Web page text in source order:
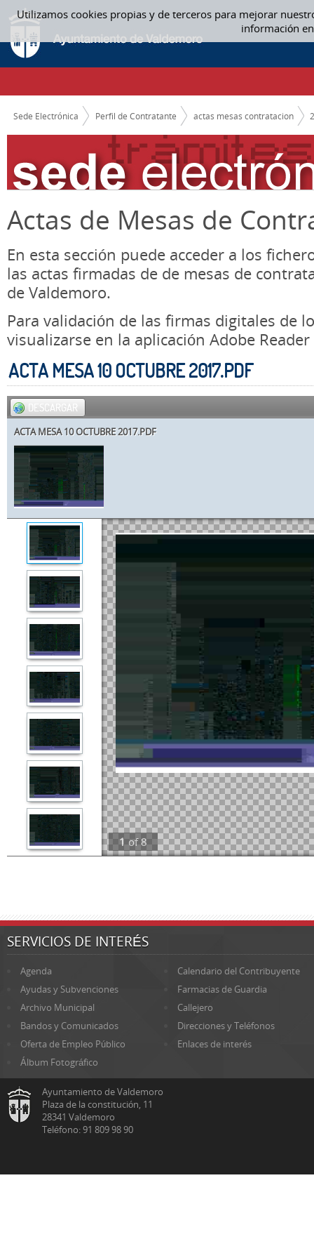
Utilizamos cookies propias y de terceros para mejorar
información
Saltar al contenido
ACTAS MESAS CONTRATACION
CAMINO DE MIGAS
Sede Electrónica Perfil de Contratante actas mesas contratacion
Actas de Mesas de
En esta sección puede acceder a los
las actas firmadas de de mesas de
de Valdemoro.
Para validación de las firmas digitales de
visualizarse en la aplicación Adobe Reader
ACTA MESA 10 OCTUBRE 2017.PDF
DESCARGAR
ACTA MESA 10 OCTUBRE 2017.PDF
1 of8
SERVICIOS DE INTERÉS
Agenda
Calendario del Contribuyente
Ayudas y Subvenciones
Farmacias de Guardia
Archivo Municipal
Callejero
Bandos y Comunicados
Direcciones y Teléfonos
Oferta de Empleo Público
Enlaces de interés
Álbum Fotográfico
Ayuntamiento de Valdemoro
Plaza de la constitución, 11
28341 Valdemoro
Teléfono: 91 809 98 90